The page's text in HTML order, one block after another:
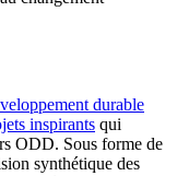
durable
inspirants qui
ODD. Sous forme de
synthétique des